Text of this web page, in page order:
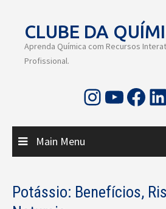
contentCLUBE DA
Aprenda Química com Recursos
Profissional.
Instagram Youtube Facebook LinkedIn
Main Menu
Potássio: Benefícios,